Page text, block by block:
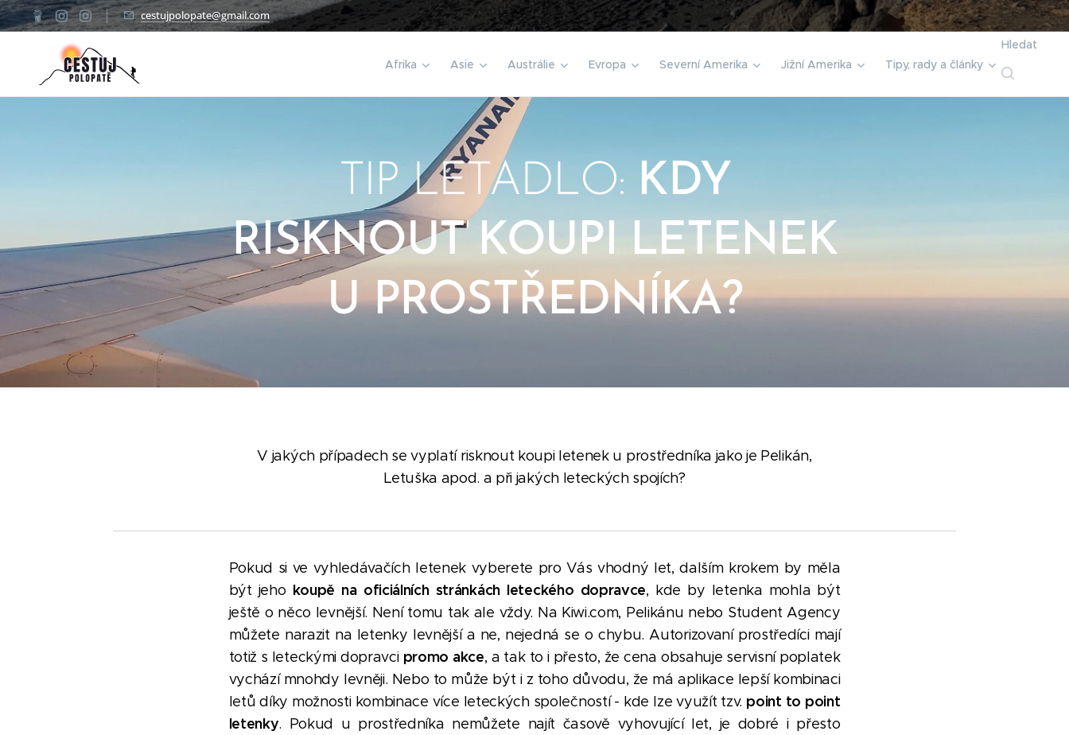
cestujpolopate@gmail.com
Afrika Asie Austrálie Evropa Severní Amerika Jižní Amerika Tipy, rady a články
Hledat
TIP LETADLO: KDY
RISKNOUT KOUPI LETENEK
U PROSTŘEDNÍKA?
V jakých případech se vyplatí risknout koupi letenek u prostředníka jako je Pelikán,
Letuška apod. a při jakých leteckých spojích?
Pokud si ve vyhledávačích letenek vyberete pro Vás vhodný let, dalším krokem by měla
být jeho koupě na oficiálních stránkách leteckého dopravce, kde by letenka mohla být
ještě o něco levnější. Není tomu tak ale vždy. Na Kiwi.com, Pelikánu nebo Student Agency
můžete narazit na letenky levnější a ne, nejedná se o chybu. Autorizovaní prostředíci mají
totiž s leteckými dopravci promo akce, a tak to i přesto, že cena obsahuje servisní poplatek
vychází mnohdy levněji. Nebo to může být i z toho důvodu, že má aplikace lepší kombinaci
letů díky možnosti kombinace více leteckých společností - kde lze využít tzv. point to point
letenky. Pokud u prostředníka nemůžete najít časově vyhovující let, je dobré i přesto